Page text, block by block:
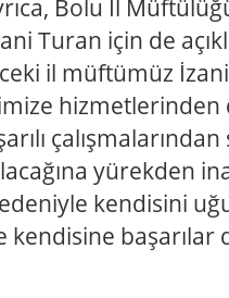
Bolu İl
Turan için de
il müftümüz
hizmetlerinden
yürekden
kendisini
kendisine